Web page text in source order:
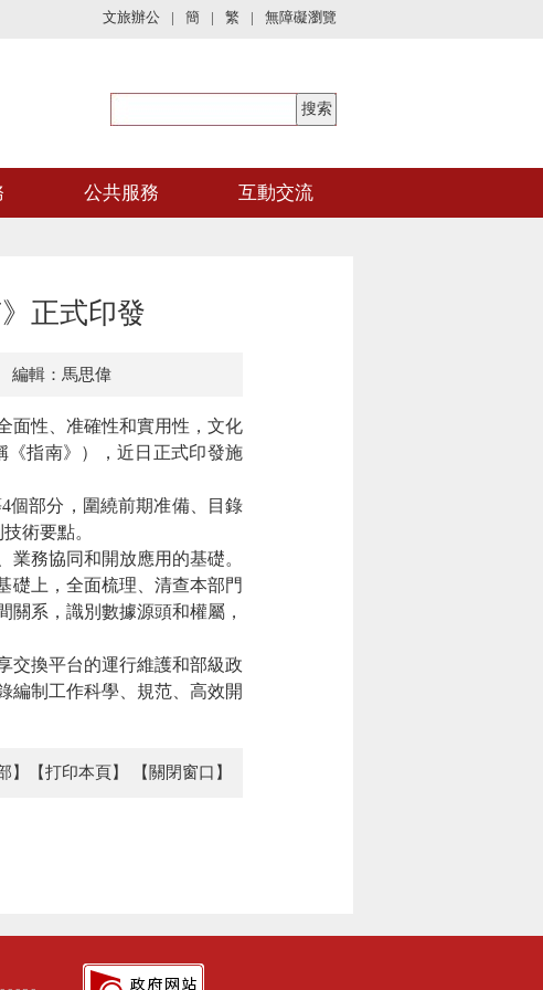
文旅辦公 | 簡 | 繁 | 無障礙瀏覽
公共服務 互動交流
正式印發
編輯：馬思偉
性、准確性和實用性，文化
《指南》），近日正式印發施
部分，圍繞前期准備、目錄
術要點。
務協同和開放應用的基礎。
礎上，全面梳理、清查本部門
系，識別數據源頭和權屬，
換平台的運行維護和部級政
編制工作科學、規范、高效開
】 【打印本頁】 【關閉窗口】